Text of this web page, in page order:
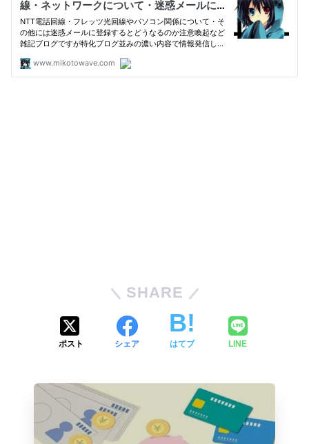
SHARE
ポスト シェア はてブ LINE